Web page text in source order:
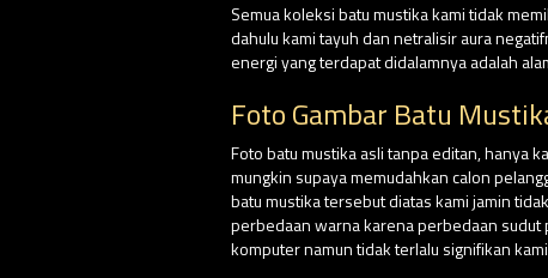
Semua koleksi batu mustika kami tidak
dahulu kami tayuh dan netralisir aura
energi yang terdapat didalamnya adalah
Foto Gambar Batu
Foto batu mustika asli tanpa editan, hanya
mungkin supaya memudahkan calon
batu mustika tersebut diatas kami jamin
perbedaan warna karena perbedaan
komputer namun tidak terlalu signifikan